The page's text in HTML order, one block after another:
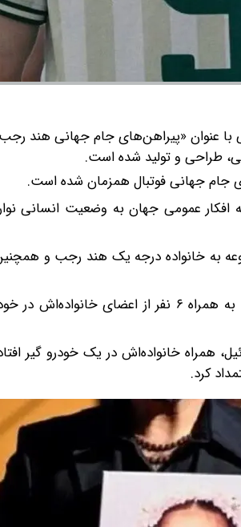
عنوان «پیراهن‌های جام جهانی هند
طراحی و تولید شده است.
جام جهانی فوتبال همزمان شده است.
افکار عمومی جهان به وضعیت انسانی
به خانواده درجه ‌یک هند رجب و
هند رجب ۲۹ ژانویه ۲۰۲۴ (نهم بهمن ۱۴۰۲) در منطقه تل الهوا غزه،
اسرائیل، همراه خانواده‌اش در یک خودرو
کرد.